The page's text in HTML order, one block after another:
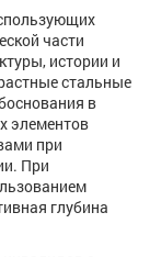
части
истории и
стальные
в
элементов
при
При
глубина